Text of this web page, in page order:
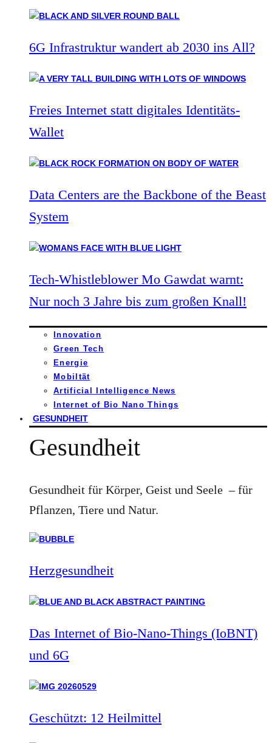
6G Infrastruktur wandert ab 2030 ins All?
Freies Internet statt digitales Identitäts-
Wallet
Data Centers are the Backbone of the Beast
System
Tech-Whistleblower Mo Gawdat warnt:
Nur noch 3 Jahre bis zum großen Knall!
Innovation
Green Tech
Energie
Mobiltät
Artificial Intelligence News
Internet of Bio Nano Things
GESUNDHEIT
Gesundheit
Gesundheit für Körper, Geist und Seele – für
Pflanzen, Tiere und Natur.
Herzgesundheit
Das Internet of Bio-Nano-Things (IoBNT)
und 6G
Geschützt: 12 Heilmittel